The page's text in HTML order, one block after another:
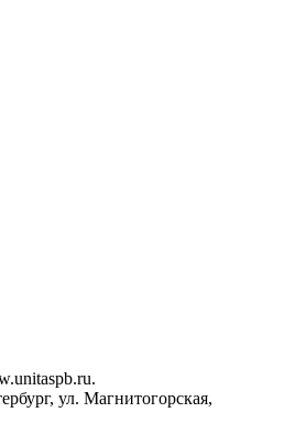
ул. Магнитогорская,